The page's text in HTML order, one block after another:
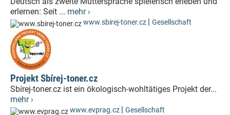
erlernen: Seit ... mehr ›
www.sbirej-toner.cz | Gesellschaft
Projekt Sbírej-toner.cz
Sbírej-toner.cz ist ein ökologisch-wohltätiges Projekt der...
mehr ›
www.evprag.cz | Gesellschaft